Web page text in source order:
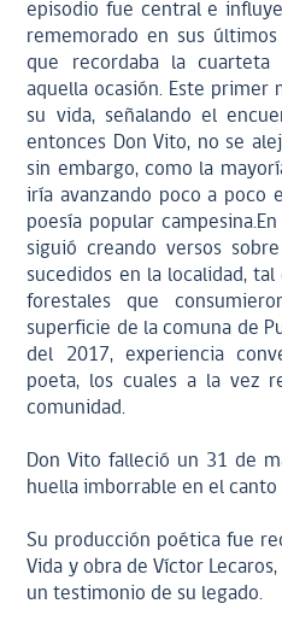
episodio fue central e
rememorado en sus
que recordaba la
aquella ocasión. Este
su vida, señalando el
entonces Don Vito, no se
sin embargo, como la
iría avanzando poco a poco
poesía popular
siguió creando versos
sucedidos en la localidad,
forestales que
superficie de la comuna de
del 2017, experiencia
poeta, los cuales a la vez
comunidad.
Don Vito falleció un 31 de
huella imborrable en el canto
Su producción poética fue
Vida y obra de Víctor
un testimonio de su legado.